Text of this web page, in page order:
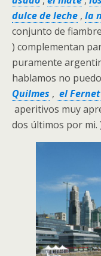
dulce de leche , la
conjunto de
) complementan
puramente
hablamos no
Quilmes , el Fernet
aperitivos muy
dos últimos por mi.